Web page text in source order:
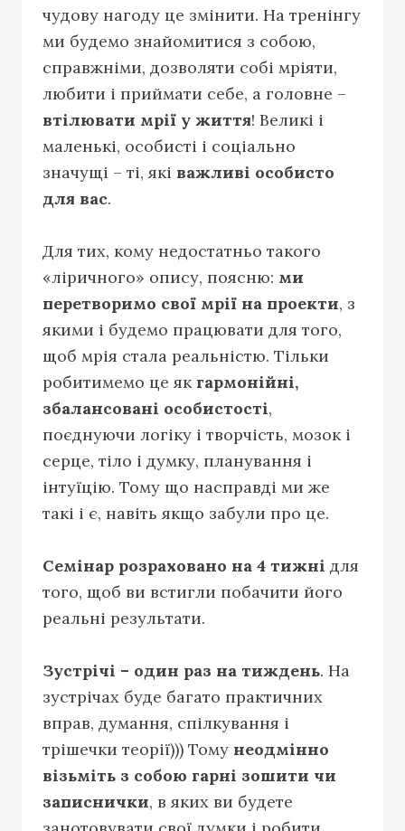
чудову нагоду це змінити. На тренінгу
ми будемо знайомитися з собою,
справжніми, дозволяти собі мріяти,
любити і приймати себе, а головне –
втілювати мрії у життя! Великі і
маленькі, особисті і соціально
значущі – ті, які важливі особисто
для вас.
Для тих, кому недостатньо такого
«ліричного» опису, поясню: ми
перетворимо свої мрії на проекти, з
якими і будемо працювати для того,
щоб мрія стала реальністю. Тільки
робитимемо це як гармонійні,
збалансовані особистості,
поєднуючи логіку і творчість, мозок і
серце, тіло і думку, планування і
інтуїцію. Тому що насправді ми же
такі і є, навіть якщо забули про це.
Семінар розраховано на 4 тижні для
того, щоб ви встигли побачити його
реальні результати.
Зустрічі – один раз на тиждень. На
зустрічах буде багато практичних
вправ, думання, спілкування і
трішечки теорії))) Тому неодмінно
візьміть з собою гарні зошити чи
записнички, в яких ви будете